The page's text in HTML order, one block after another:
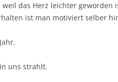
das Herz leichter geworden
ist man motiviert selber
uns strahlt.